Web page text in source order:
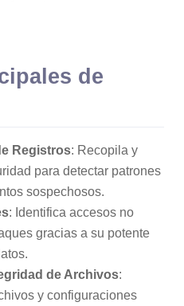
de
Registros: Recopila y
para detectar patrones
sospechosos.
: Identifica accesos no
gracias a su potente
de Archivos:
y configuraciones